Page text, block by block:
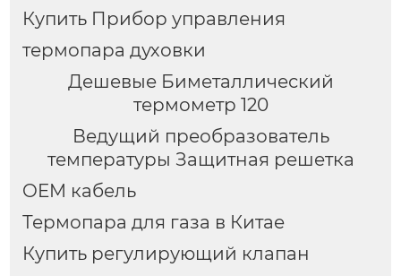
Купить Прибор управления
термопара духовки
Дешевые Биметаллический
термометр 120
Ведущий преобразователь
температуры Защитная решетка
OEM кабель
Термопара для газа в Китае
Купить регулирующий клапан